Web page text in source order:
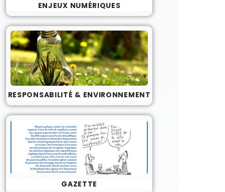
ENJEUX NUMÉRIQUES
RESPONSABILITÉ & ENVIRONNEMENT
GAZETTE